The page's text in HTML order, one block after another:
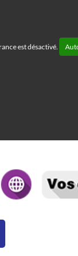
est désactivé.